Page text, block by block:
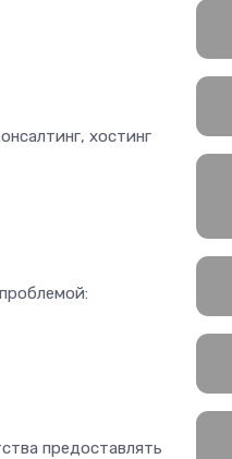
хостинг
предоставлять